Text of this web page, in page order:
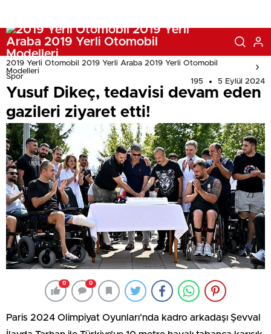
2019 Yerli Otomobil 2019 Yerli Araba 2019 Yerli Otomobil
Modelleri
Spor
195 5 Eylül 2024
Yusuf Dikeç, tedavisi devam eden
gazileri ziyaret etti!
0 0
Paris 2024 Olimpiyat Oyunları’nda kadro arkadaşı Şevval